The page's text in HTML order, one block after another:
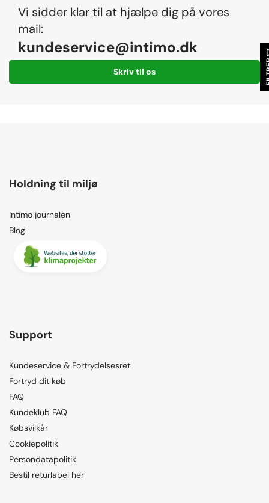
Vi sidder klar til at hjælpe dig på vores
mail:
kundeservice@intimo.dk
Skriv til os
Holdning til miljø
Intimo journalen
Blog
Support
Kundeservice & Fortrydelsesret
Fortryd dit køb
FAQ
Kundeklub FAQ
Købsvilkår
Cookiepolitik
Persondatapolitik
Bestil returlabel her